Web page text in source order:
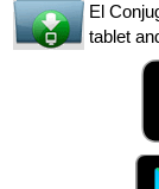
El
tablet